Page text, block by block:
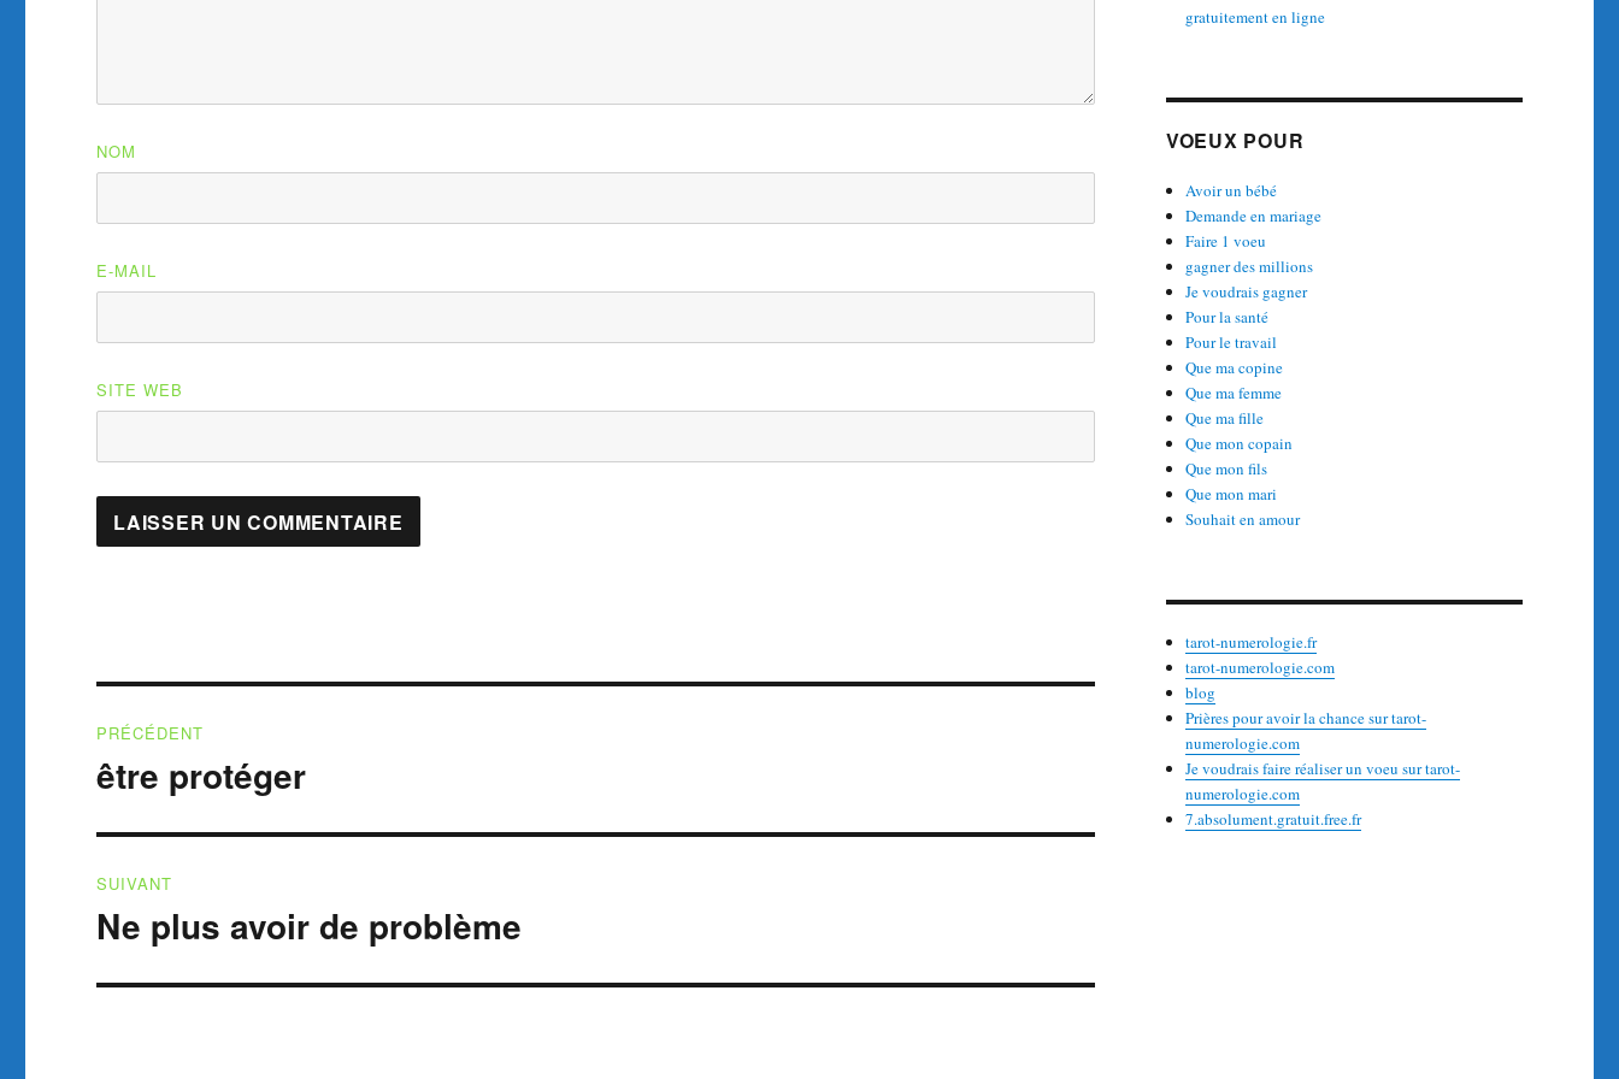
NOM
E-MAIL
SITE WEB
de
PRÉCÉDENT
Publication
précédente :
être protéger
SUIVANT
Publication
suivante :
Ne plus avoir de problème
gratuitement en ligne
VOEUX POUR
Avoir un bébé
Demande en mariage
Faire 1 voeu
gagner des millions
Je voudrais gagner
Pour la santé
Pour le travail
Que ma copine
Que ma femme
Que ma fille
Que mon copain
Que mon fils
Que mon mari
Souhait en amour
tarot-numerologie.fr
tarot-numerologie.com
blog
Prières pour avoir la chance sur tarot-
numerologie.com
Je voudrais faire réaliser un voeu sur tarot-
numerologie.com
7.absolument.gratuit.free.fr